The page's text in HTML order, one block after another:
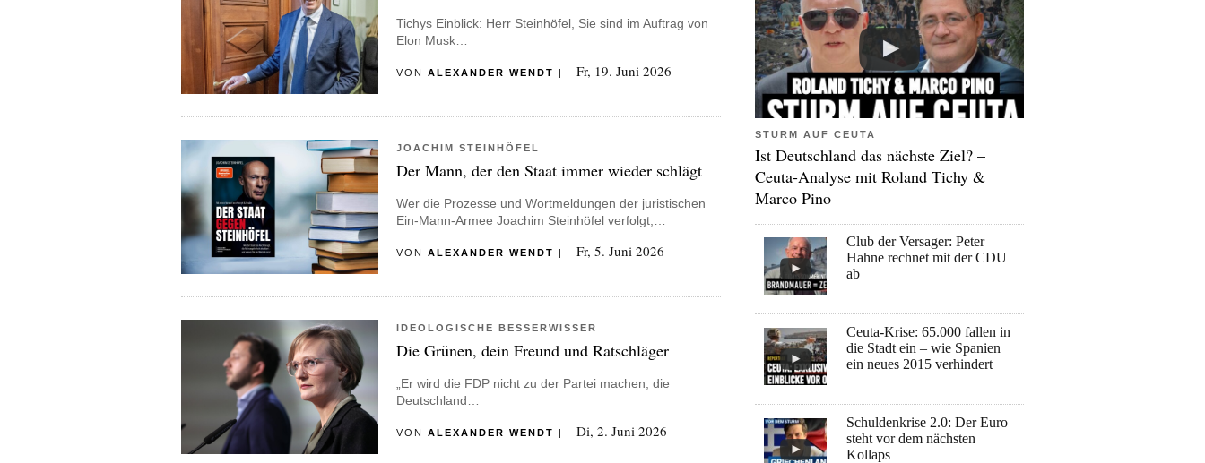
Tichys Einblick: Herr Steinhöfel, Sie sind im Auftrag von
Elon Musk…
VON ALEXANDER WENDT | Fr, 19. Juni 2026
JOACHIM STEINHÖFEL
Der Mann, der den Staat immer wieder schlägt
Wer die Prozesse und Wortmeldungen der juristischen
Ein-Mann-Armee Joachim Steinhöfel verfolgt,…
VON ALEXANDER WENDT | Fr, 5. Juni 2026
IDEOLOGISCHE BESSERWISSER
Die Grünen, dein Freund und Ratschläger
„Er wird die FDP nicht zu der Partei machen, die
Deutschland…
VON ALEXANDER WENDT | Di, 2. Juni 2026
STURM AUF CEUTA
Ist Deutschland das nächste Ziel? –
Ceuta-Analyse mit Roland Tichy &
Marco Pino
Club der Versager: Peter
Hahne rechnet mit der CDU
ab
Ceuta-Krise: 65.000 fallen in
die Stadt ein – wie Spanien
ein neues 2015 verhindert
Schuldenkrise 2.0: Der Euro
steht vor dem nächsten
Kollaps